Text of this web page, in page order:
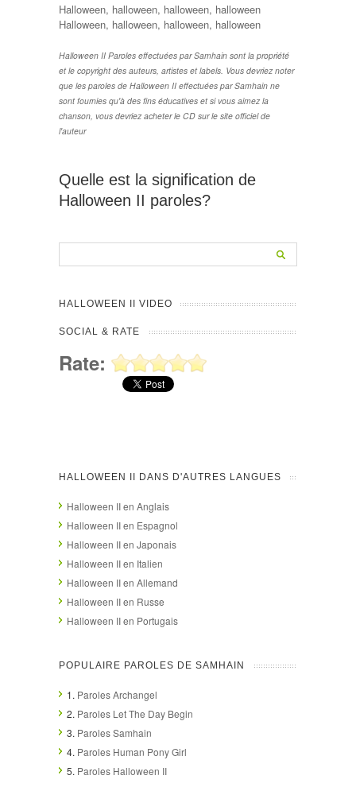
Halloween, halloween, halloween, halloween
Halloween, halloween, halloween, halloween
Halloween II Paroles effectuées par Samhain sont la propriété
et le copyright des auteurs, artistes et labels. Vous devriez noter
que les paroles de Halloween II effectuées par Samhain ne
sont fournies qu'à des fins éducatives et si vous aimez la
chanson, vous devriez acheter le CD sur le site officiel de
l'auteur
Quelle est la signification de
Halloween II paroles?
HALLOWEEN II VIDEO
SOCIAL & RATE
Rate:
HALLOWEEN II DANS D'AUTRES LANGUES
Halloween II en Anglais
Halloween II en Espagnol
Halloween II en Japonais
Halloween II en Italien
Halloween II en Allemand
Halloween II en Russe
Halloween II en Portugais
POPULAIRE PAROLES DE SAMHAIN
1. Paroles Archangel
2. Paroles Let The Day Begin
3. Paroles Samhain
4. Paroles Human Pony Girl
5. Paroles Halloween II